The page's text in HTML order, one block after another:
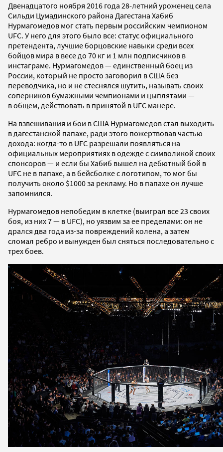
Двенадцатого ноября 2016 года 28-летний уроженец села
Сильди Цумадинского района Дагестана Хабиб
Нурмагомедов мог стать первым российским чемпионом
UFC. У него для этого было все: статус официального
претендента, лучшие борцовские навыки среди всех
бойцов мира в весе до 70 кг и 1 млн подписчиков в
инстаграме. Нурмагомедов — единственный боец из
России, который не просто заговорил в США без
переводчика, но и не стеснялся шутить, называть своих
соперников бумажными чемпионами и цыплятами —
в общем, действовать в принятой в UFC манере.
На взвешивания и бои в США Нурмагомедов стал выходить
в дагестанской папахе, ради этого пожертвовав частью
дохода: когда-то в UFC разрешали появляться на
официальных мероприятиях в одежде с символикой своих
спонсоров — и если бы Хабиб вышел на дебютный бой в
UFC не в папахе, а в бейсболке с логотипом, то мог бы
получить около $1000 за рекламу. Но в папахе он лучше
запомнился.
Нурмагомедов непобедим в клетке (выиграл все 23 своих
боя, из них 7 — в UFC), но уязвим за ее пределами: он не
дрался два года из-за повреждений колена, а затем
сломал ребро и вынужден был сняться последовательно с
трех боев.